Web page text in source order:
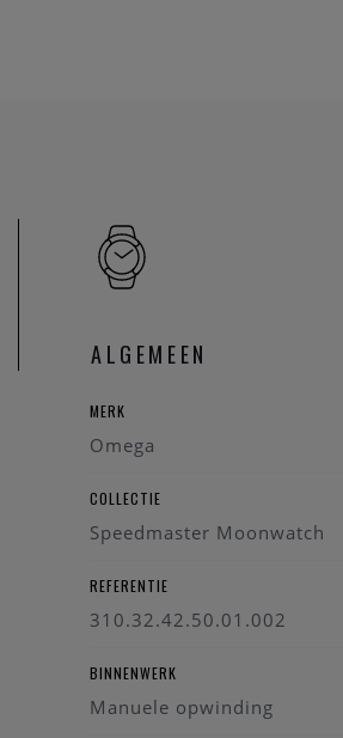
Het horloge wordt aangedreven door
Master Chronometer Calibre 3861, die
aandrijft, samen met de centrale
Wenst u meer informatie ivm het
momenten een onderhoud
van het technisch instrument te
Omega horloge graag onderhouden
de horloge kunst.
ALGEMEEN
MERK
Omega
COLLECTIE
Speedmaster Moonwatch
REFERENTIE
310.32.42.50.01.002
BINNENWERK
Manuele opwinding